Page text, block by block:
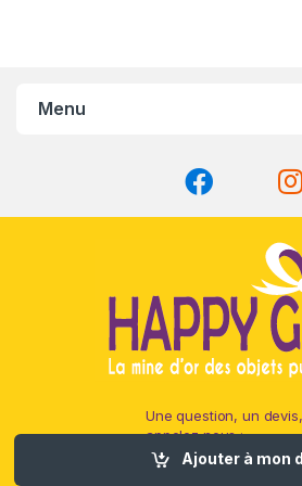
Ajouter à mon
Menu
Une question, un devis,
appelez nous :
01 80 88 96 21